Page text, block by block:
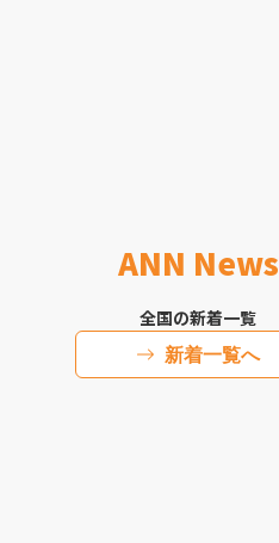
ANN News
全国の新着一覧
新着一覧へ